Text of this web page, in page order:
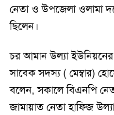
নেতা ও উপজেলা ওলামা
ছিলেন।
চর আমান উল্যা ইউনিয়নের
সাবেক সদস্য ( মেম্বার)
বলেন, সকালে বিএনপি
জামায়াত নেতা হাফিজ